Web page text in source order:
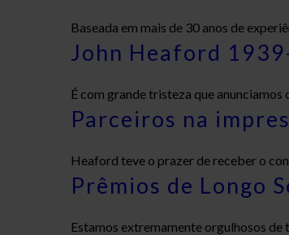
Baseada em mais de 30 anos de
John Heaford
É com grande tristeza que
Parceiros na
Heaford teve o prazer de receber o
Prêmios de Longo
Estamos extremamente orgulhosos